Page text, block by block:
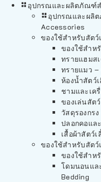
อุปกรณและผลิตภัณฑ์ส
อุปกรณและผลิ
Accessories
ของใช้สำหรับสัตว์
ของใช้สำห
ทรายแฮมส
ทรายแมว –
ห้องน้ำสัตว์
ชามและเค
ของเล่นสัต
วัสดุรองกร
ปลอกคอแล
เสื้อผ้าสัตว์
ของใช้สำหรับสัตว์
ของใช้สำห
โดมนอนแล
Bedding